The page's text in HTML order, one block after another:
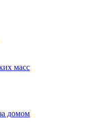
масс
домом